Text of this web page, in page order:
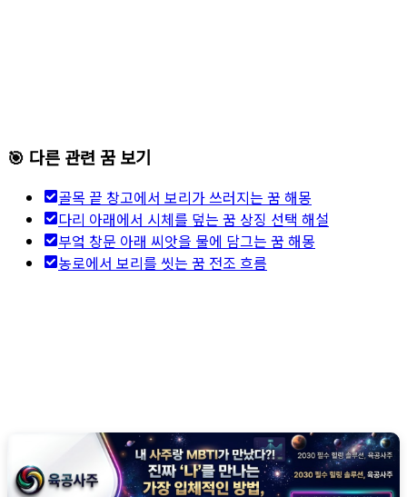
🎯 다른 관련 꿈 보기
골목 끝 창고에서 보리가 쓰러지는 꿈 해몽
다리 아래에서 시체를 덮는 꿈 상징 선택 해설
부엌 창문 아래 씨앗을 물에 담그는 꿈 해몽
농로에서 보리를 씻는 꿈 전조 흐름